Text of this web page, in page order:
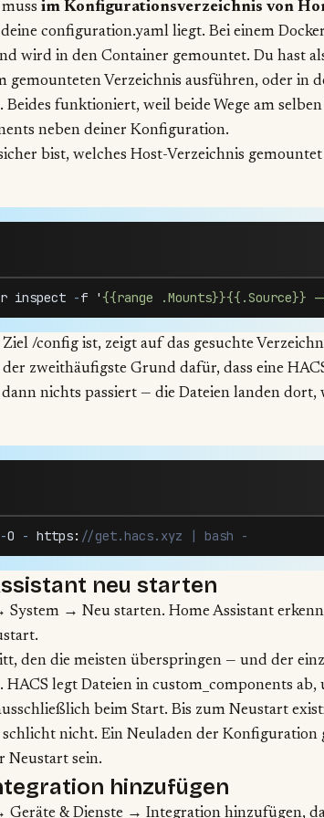
im Konfigurationsverzeichnis von
configuration.yaml liegt. Bei einem
wird in den Container gemountet. Du hast
gemounteten Verzeichnis ausführen, oder in
funktioniert, weil beide Wege am
neben deiner Konfiguration.
bist, welches Host-Verzeichnis
inspect -f '{{range .Mounts}}{{.Source}}
/config ist, zeigt auf das gesuchte
zweithäufigste Grund dafür, dass eine
nichts passiert — die Dateien landen dort,
O - https: //get.hacs.xyz | bash -
neu starten
→ Neu starten. Home Assistant
den die meisten überspringen — und der
HACS legt Dateien in custom_components ab,
beim Start. Bis zum Neustart
schlicht nicht. Ein Neuladen der Konfiguration
Neustart sein.
hinzufügen
& Dienste → Integration hinzufügen,